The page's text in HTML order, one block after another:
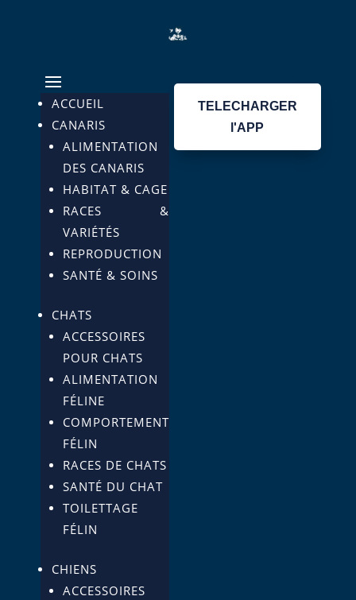
ACCUEIL
CANARIS
ALIMENTATION
DES CANARIS
HABITAT & CAGE
RACES &
VARIÉTÉS
REPRODUCTION
SANTÉ & SOINS
CHATS
ACCESSOIRES
POUR CHATS
ALIMENTATION
FÉLINE
COMPORTEMENT
FÉLIN
RACES DE CHATS
SANTÉ DU CHAT
TOILETTAGE
FÉLIN
CHIENS
ACCESSOIRES
TELECHARGER
l'APP